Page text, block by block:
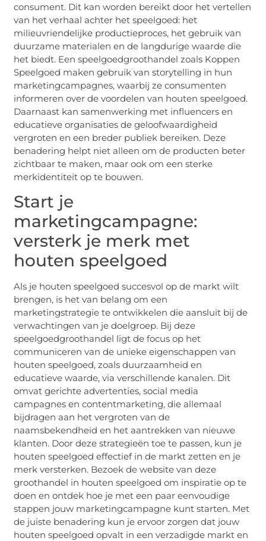
consument. Dit kan worden bereikt door het vertellen
van het verhaal achter het speelgoed: het
milieuvriendelijke productieproces, het gebruik van
duurzame materialen en de langdurige waarde die
het biedt. Een speelgoedgroothandel zoals Koppen
Speelgoed maken gebruik van storytelling in hun
marketingcampagnes, waarbij ze consumenten
informeren over de voordelen van houten speelgoed.
Daarnaast kan samenwerking met influencers en
educatieve organisaties de geloofwaardigheid
vergroten en een breder publiek bereiken. Deze
benadering helpt niet alleen om de producten beter
zichtbaar te maken, maar ook om een sterke
merkidentiteit op te bouwen.
Start je
marketingcampagne:
versterk je merk met
houten speelgoed
Als je houten speelgoed succesvol op de markt wilt
brengen, is het van belang om een
marketingstrategie te ontwikkelen die aansluit bij de
verwachtingen van je doelgroep. Bij deze
speelgoedgroothandel ligt de focus op het
communiceren van de unieke eigenschappen van
houten speelgoed, zoals duurzaamheid en
educatieve waarde, via verschillende kanalen. Dit
omvat gerichte advertenties, social media
campagnes en contentmarketing, die allemaal
bijdragen aan het vergroten van de
naamsbekendheid en het aantrekken van nieuwe
klanten. Door deze strategieën toe te passen, kun je
houten speelgoed effectief in de markt zetten en je
merk versterken. Bezoek de website van deze
groothandel in houten speelgoed om inspiratie op te
doen en ontdek hoe je met een paar eenvoudige
stappen jouw marketingcampagne kunt starten. Met
de juiste benadering kun je ervoor zorgen dat jouw
houten speelgoed opvalt in een verzadigde markt en